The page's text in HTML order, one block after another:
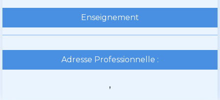
Enseignement
Adresse Professionnelle :
,